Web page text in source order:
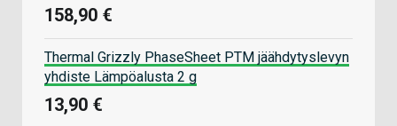
158,90 €
Thermal Grizzly PhaseSheet PTM jäähdytyslevyn
yhdiste Lämpöalusta 2 g
13,90 €